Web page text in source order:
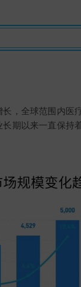
，全球范围内医
期以来一直保持